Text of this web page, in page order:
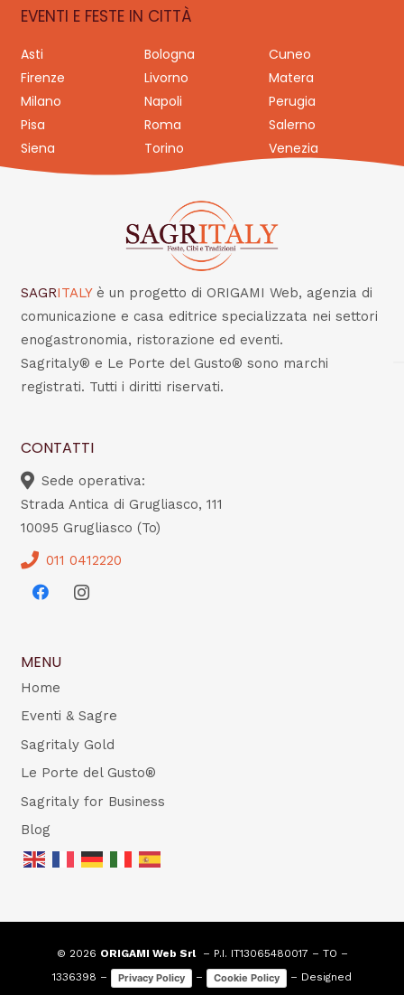
EVENTI E FESTE IN CITTÀ
Asti Bologna
Cuneo
Firenze
Livorno
Matera
Milano
Napoli
Perugia
Pisa
Roma
Salerno
Siena
Torino Venezia
SAGRITALY è un progetto di ORIGAMI Web, agenzia di
comunicazione e casa editrice specializzata nei settori
enogastronomia, ristorazione ed eventi.
Sagritaly® e Le Porte del Gusto® sono marchi
registrati. Tutti i diritti riservati.
CONTATTI
Sede operativa:
Strada Antica di Grugliasco, 111
10095 Grugliasco (To)
011 0412220
MENU
Home
Eventi & Sagre
Sagritaly Gold
Le Porte del Gusto®
Sagritaly for Business
Blog
© 2026 ORIGAMI Web Srl– P.I. IT13065480017 – TO –
1336398 –
Privacy Policy – Cookie Policy
– Designed